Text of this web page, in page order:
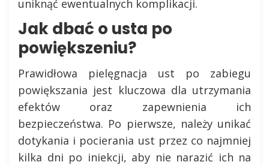
uniknąć ewentualnych komplikacji.
Jak dbać o usta po
powiększeniu?
Prawidłowa pielęgnacja ust po zabiegu
powiększania jest kluczowa dla utrzymania
efektów oraz zapewnienia ich
bezpieczeństwa. Po pierwsze, należy unikać
dotykania i pocierania ust przez co najmniej
kilka dni po iniekcji, aby nie narazić ich na